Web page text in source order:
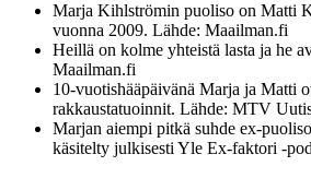
Marja Kihlströmin puoliso on Matti
vuonna 2009. Lähde: Maailman.fi
Heillä on kolme yhteistä lasta ja he
Maailman.fi
10-vuotishääpäivänä Marja ja Matti
rakkaustatuoinnit. Lähde: MTV
Marjan aiempi pitkä suhde ex-
käsitelty julkisesti Yle Ex-faktori -